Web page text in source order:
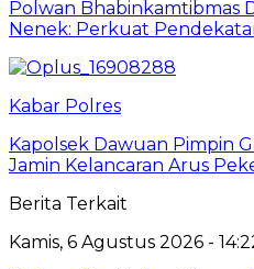
Polwan Bhabinkamtibmas
Nenek: Perkuat
Kabar Polres
Kapolsek Dawuan Pimpin
Jamin Kelancaran Arus
Berita Terkait
Kamis, 6 Agustus 2026 -